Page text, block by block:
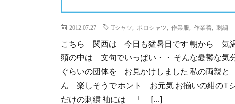
2012.07.27 Tシャツ ポロシャツ 作業服 作業着 刺繍
こちら 関西は 今日も猛暑日です 朝から 気温
頭の中は 文句でいっぱい・・ そんな憂鬱な
ぐらいの団体を お見かけしました 私の両親
ん 楽しそうで ホント お元気 お揃いの紺
だけの刺繍 袖には 「 […]